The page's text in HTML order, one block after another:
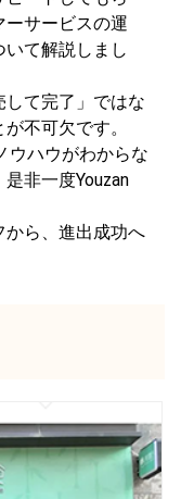
ーサービスの運
て解説しまし
して完了」ではな
不可欠です。
ウハウがわからな
非一度Youzan
から、進出成功へ